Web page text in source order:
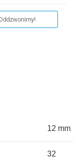
12 mm
32